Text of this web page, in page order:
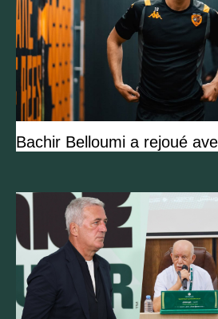
Bachir Belloumi a rejoué